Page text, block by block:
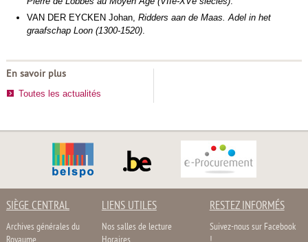
VAN DER EYCKEN Johan, Ridders aan de Maas. Adel in het
graafschap Loon (1300-1520).
En savoir plus
Toutes les actualités
SIÈGE CENTRAL
Archives générales du
LIENS UTILES
Nos salles de lecture
RESTEZ INFORMÉS
Suivez-nous sur Facebook